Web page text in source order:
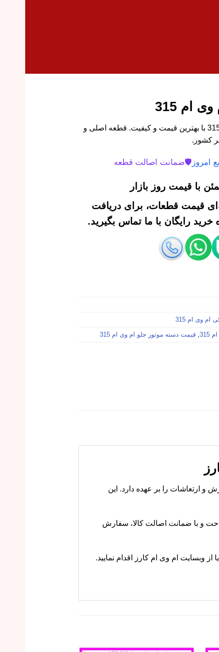
ام 315
خرید دسته موتور جلو ام وی ام 315 با بهترین قیمت و کیفیت. قطعه اصلی و
کشور.
امروز 🛡️ضمانت اصالت قطعه
با قیمت روز بازار
قیمت قطعات، برای دریافت
رایگان با ما تماس بگیرید.
ام وی ام 315
قیمت دسته موتور جلو ام وی ام 315
لرزش و ارتعاشات را بر عهده دارد. این
با خیال راحت و با ضمانت اصالت کالا، سفارش
بگیرید یا از وبسایت ام وی ام کارز اقدام نمایید.